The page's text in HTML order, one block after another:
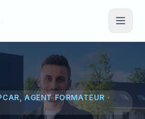
AGENT FORMATEUR ·